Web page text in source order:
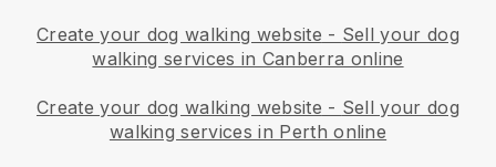
Create your dog walking website - Sell your dog
walking services in Canberra online
Create your dog walking website - Sell your dog
walking services in Perth online